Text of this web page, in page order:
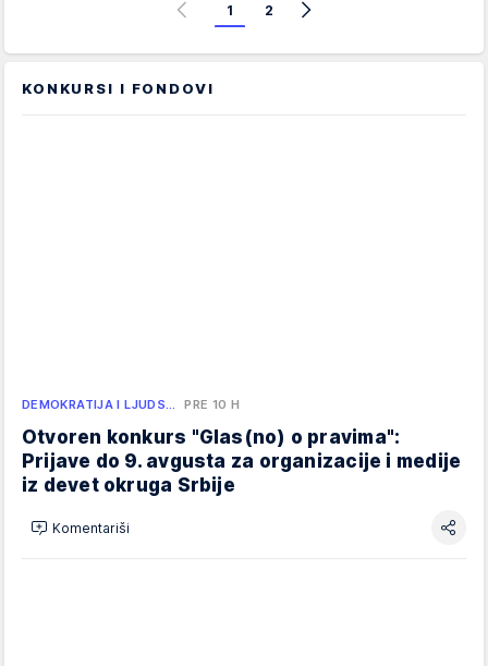
1 2
KONKURSI I FONDOVI
DEMOKRATIJA I LJUDS… PRE 10 H
Otvoren konkurs "Glas(no) o pravima":
Prijave do 9. avgusta za organizacije i medije
iz devet okruga Srbije
Komentariši